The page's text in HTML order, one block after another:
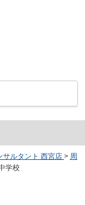
サルタント 西宮店 > 周
学校